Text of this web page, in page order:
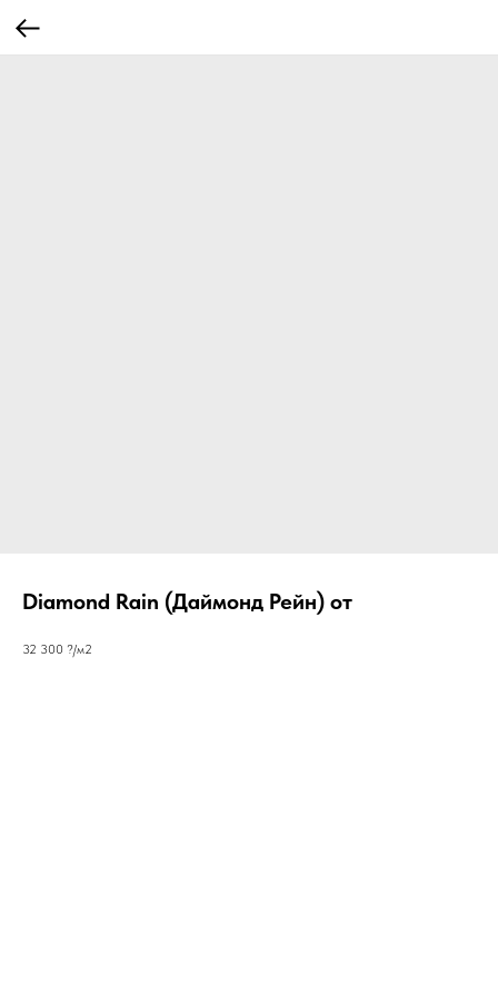
Diamond Rain (Даймонд Рейн) от
32 300 ?/м2